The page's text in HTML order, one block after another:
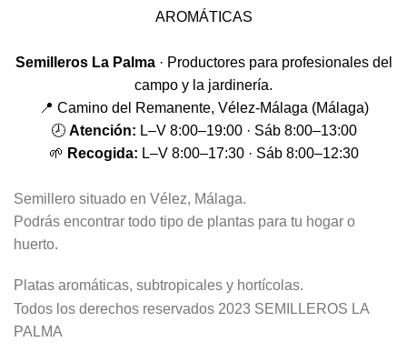
AROMÁTICAS
Semilleros La Palma· Productores para profesionales del
campo y la jardinería.
📍 Camino del Remanente, Vélez-Málaga (Málaga)
🕗 Atención: L–V 8:00–19:00 · Sáb 8:00–13:00
🌱 Recogida: L–V 8:00–17:30 · Sáb 8:00–12:30
Semillero situado en Vélez, Málaga.
Podrás encontrar todo tipo de plantas para tu hogar o
huerto.
Platas aromáticas, subtropicales y hortícolas.
Todos los derechos reservados 2023 SEMILLEROS LA
PALMA